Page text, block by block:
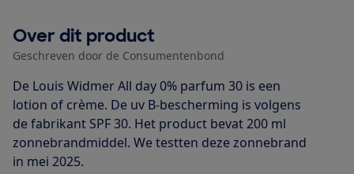
Over dit product
Geschreven door de Consumentenbond
De Louis Widmer All day 0% parfum 30 is een
lotion of crème. De uv B-bescherming is volgens
de fabrikant SPF 30. Het product bevat 200 ml
zonnebrandmiddel. We testten deze zonnebrand
in mei 2025.